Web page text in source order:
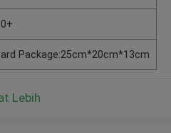
Package:25cm*20cm*13cm
Lebih